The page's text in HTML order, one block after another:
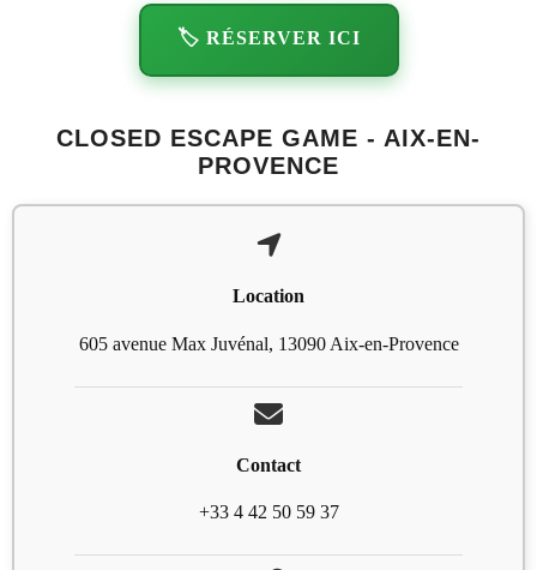
🏷️ RÉSERVER ICI
CLOSED ESCAPE GAME - AIX-EN-
PROVENCE
Location
605 avenue Max Juvénal, 13090 Aix-en-Provence
Contact
+33 4 42 50 59 37